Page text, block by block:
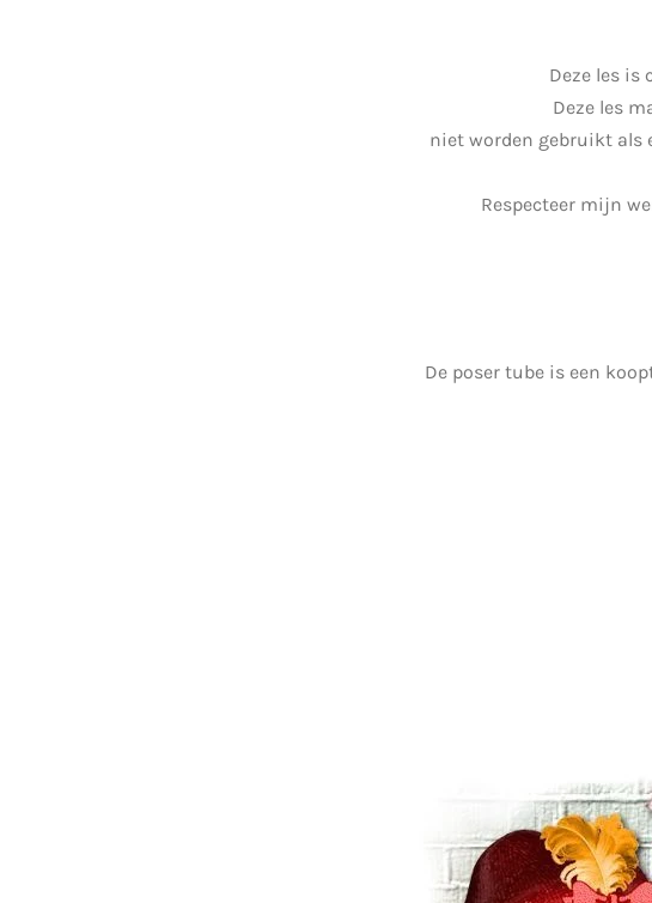
Deze les is
Deze les
niet worden gebruikt als
Respecteer mijn
De poser tube is een